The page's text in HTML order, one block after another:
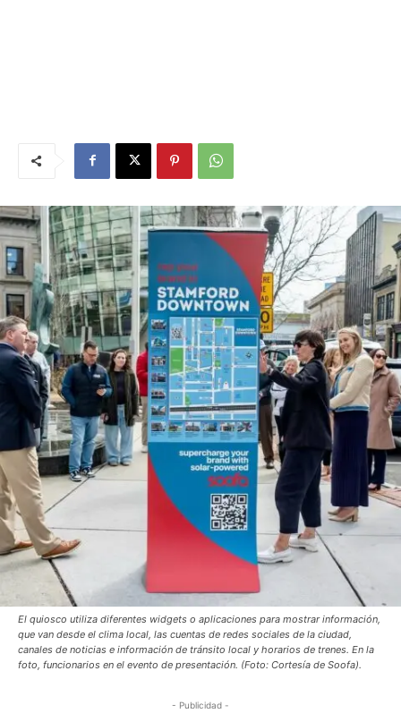
El quiosco utiliza diferentes widgets o aplicaciones para mostrar información,
que van desde el clima local, las cuentas de redes sociales de la ciudad,
canales de noticias e información de tránsito local y horarios de trenes. En la
foto, funcionarios en el evento de presentación. (Foto: Cortesía de Soofa).
- Publicidad -